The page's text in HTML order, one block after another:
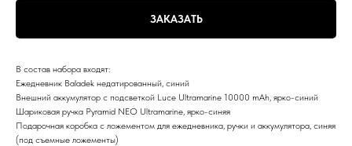
ЗАКАЗАТЬ
В состав набора входят:
Ежедневник Baladek недатированный, синий
Внешний аккумулятор с подсветкой Luce Ultramarine 10000 mAh, ярко-синий
Шариковая ручка Pyramid NEO Ultramarine, ярко-синяя
Подарочная коробка с ложементом для ежедневника, ручки и аккумулятора, синяя
(под съемные ложементы)